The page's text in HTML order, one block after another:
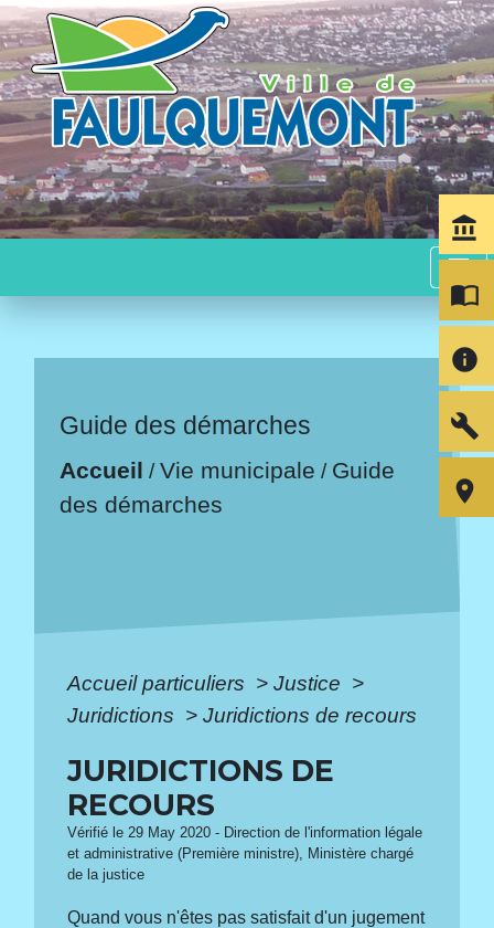
menu
Guide des démarches
Accueil /Vie municipale / Guide
des démarches
Accueil particuliers > Justice >
Juridictions > Juridictions de recours
JURIDICTIONS DE
RECOURS
Vérifié le 29 May 2020 - Direction de l'information légale
et administrative (Première ministre), Ministère chargé
de la justice
Quand vous n'êtes pas satisfait d'un jugement
account_balance
import_contacts
info
build
room